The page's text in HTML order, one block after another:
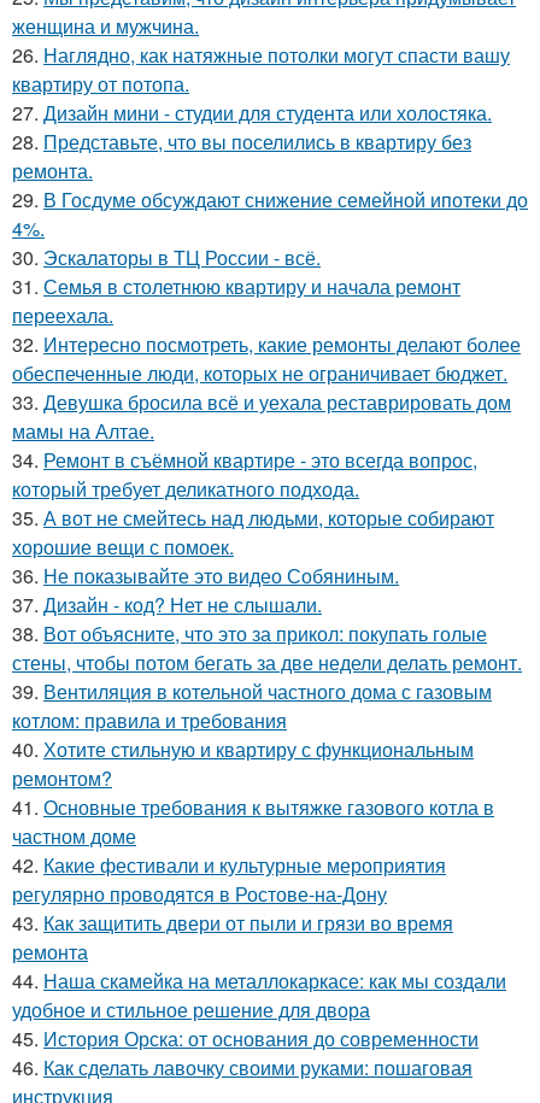
женщина и мужчина.
26. Наглядно, как натяжные потолки могут спасти вашу
квартиру от потопа.
27. Дизайн мини - студии для студента или холостяка.
28. Представьте, что вы поселились в квартиру без
ремонта.
29. В Госдуме обсуждают снижение семейной ипотеки до
4%.
30. Эскалаторы в ТЦ России - всё.
31. Семья в столетнюю квартиру и начала ремонт
переехала.
32. Интересно посмотреть, какие ремонты делают более
обеспеченные люди, которых не ограничивает бюджет.
33. Девушка бросила всё и уехала реставрировать дом
мамы на Алтае.
34. Ремонт в съёмной квартире - это всегда вопрос,
который требует деликатного подхода.
35. А вот не смейтесь над людьми, которые собирают
хорошие вещи с помоек.
36. Не показывайте это видео Собяниным.
37. Дизайн - код? Нет не слышали.
38. Вот объясните, что это за прикол: покупать голые
стены, чтобы потом бегать за две недели делать ремонт.
39. Вентиляция в котельной частного дома с газовым
котлом: правила и требования
40. Хотите стильную и квартиру с функциональным
ремонтом?
41. Основные требования к вытяжке газового котла в
частном доме
42. Какие фестивали и культурные мероприятия
регулярно проводятся в Ростове-на-Дону
43. Как защитить двери от пыли и грязи во время
ремонта
44. Наша скамейка на металлокаркасе: как мы создали
удобное и стильное решение для двора
45. История Орска: от основания до современности
46. Как сделать лавочку своими руками: пошаговая
инструкция